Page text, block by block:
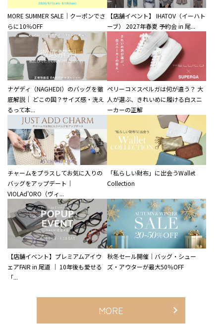
MORE SUMMER SALE｜クーポンでさ
らに10％OFF
【店舗イベント】 IHATOV（イーハト
ーブ） 2027年春夏 予約会 in 尾...
ナゲディ（NAGHEDI）のバッグを徹
底解説｜ どこの国？サイズ感・洗え
るって本...
ペリーコ×スペルガは何が違う？ 大
人が選ぶ、きれいめに履ける白スニ
ーカーの正解
チャームをプラスしてお気に入りの
バッグをアップデート｜
VIOLAd'ORO（ヴィ...
「私らしい財布」に出会うWallet
Collection
【店舗イベント】プレミアムアイウ
ェアFAIR in 尾道 ｜ 10年後も愛せる
「...
秋冬セール開催｜バッグ・シュー
ズ・アウターが最大50％OFF
MORE